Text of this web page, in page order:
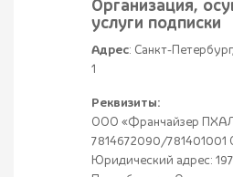
Организация,
услуги подписки
Адрес: Санкт-
1
Реквизиты:
ООО «Франчайзер
7814672090/781401001
Юридический адрес: